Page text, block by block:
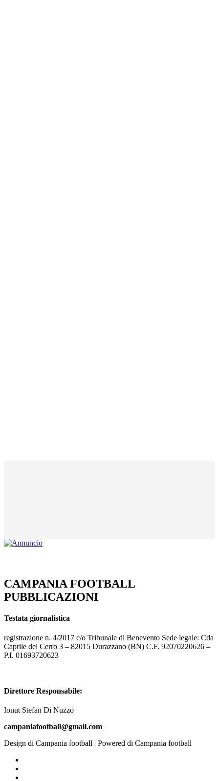
CAMPANIA FOOTBALL
PUBBLICAZIONI
Testata giornalistica
registrazione n. 4/2017 c/o Tribunale di Benevento Sede legale: Cda
Caprile del Cerro 3 – 82015 Durazzano (BN) C.F. 92070220626 –
P.I. 01693720623
Direttore Responsabile:
Ionut Stefan Di Nuzzo
campaniafootball@gmail.com
Design di Campania football | Powered di Campania football